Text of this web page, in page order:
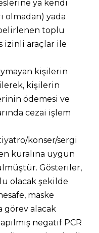
ya kendi
olmadan) yada
toplu
izinli araçlar ile
kişilerin
kişilerin
ödemesi ve
cezai işlem
konser/sergi
kuralına uygun
Gösteriler,
olacak şekilde
maske
görev alacak
negatif PCR